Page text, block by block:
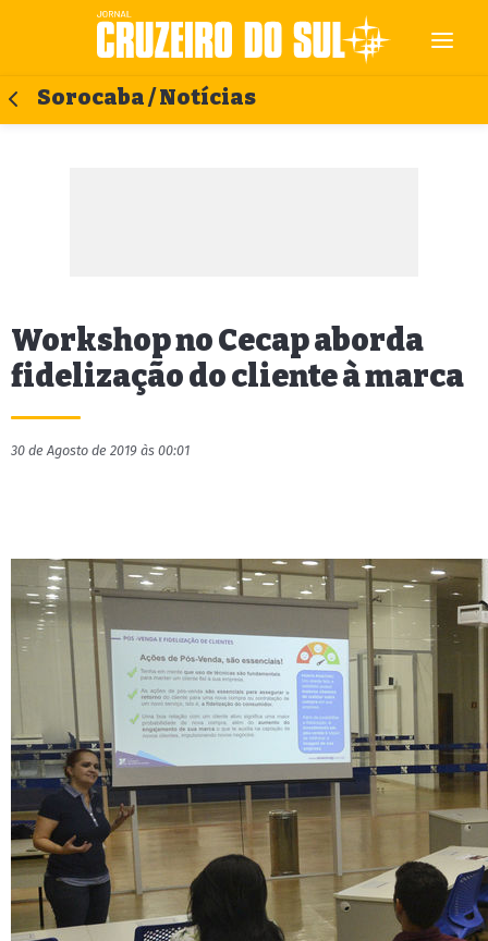
Sorocaba / Notícias
Workshop no Cecap aborda
fidelização do cliente à marca
30 de Agosto de 2019 às 00:01